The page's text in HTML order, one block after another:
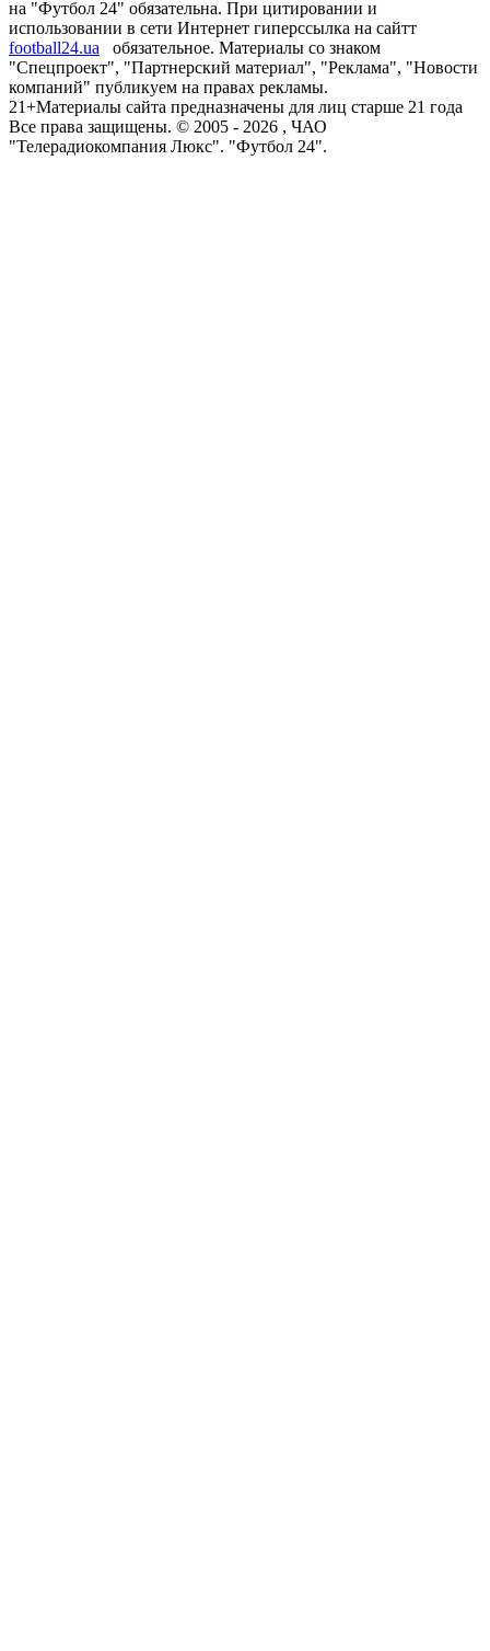
на "Футбол 24" обязательна. При цитировании и
использовании в сети Интернет гиперссылка на сайтт
football24.ua
обязательное. Материалы со знаком
"Спецпроект", "Партнерский материал", "Реклама", "Новости
компаний" публикуем на правах рекламы.
21+Материалы сайта предназначены для лиц старше 21 года
Все права защищены. © 2005 - 2026 , ЧАО
"Телерадиокомпания Люкс". "Футбол 24".